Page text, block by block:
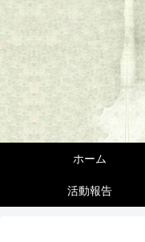
ホーム
活動報告